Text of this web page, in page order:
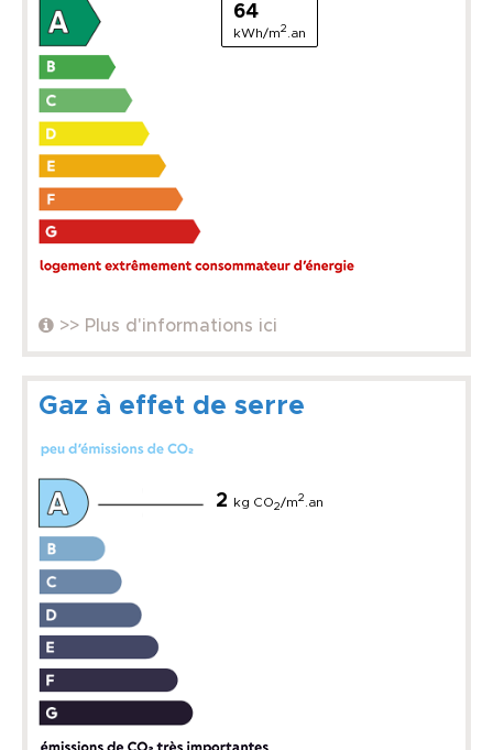
64
kWh/m2 .an
>> Plus d'informations ici
Gaz à effet de serre
2 kg CO2/m2 .an